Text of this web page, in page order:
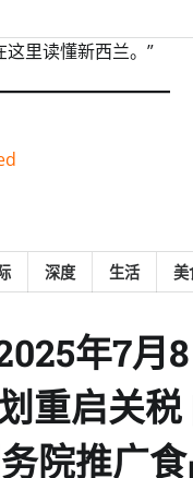
里读懂新西兰。”
深度 生活 美
年7月
重启关
院推广